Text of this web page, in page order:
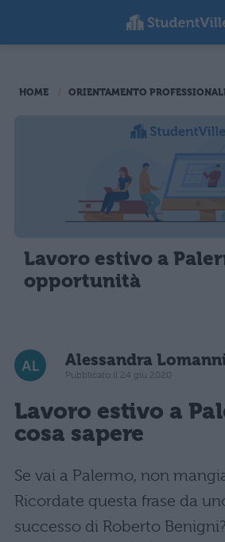
HOME ORIENTAMENTO
Lavoro estivo a
opportunità
Alessandra
Pubblicato il 24 giu 2020
Lavoro estivo a
cosa sapere
Se vai a Palermo, non
Ricordate questa frase da
successo di Roberto